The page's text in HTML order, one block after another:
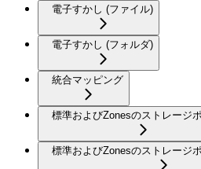
電子すかし (ファイル)
電子すかし (フォルダ)
統合マッピング
標準およびZonesのストレージ
標準およびZonesのストレージ